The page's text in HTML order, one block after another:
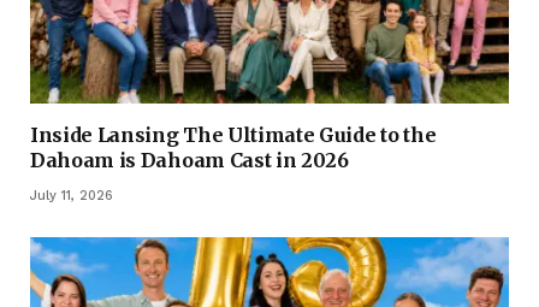
Inside Lansing The Ultimate Guide to the
Dahoam is Dahoam Cast in 2026
July 11, 2026